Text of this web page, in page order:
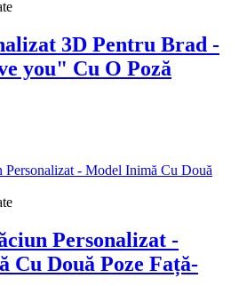
3D Pentru Brad -
you" Cu O Poză
Personalizat -
Cu Două Poze Față-